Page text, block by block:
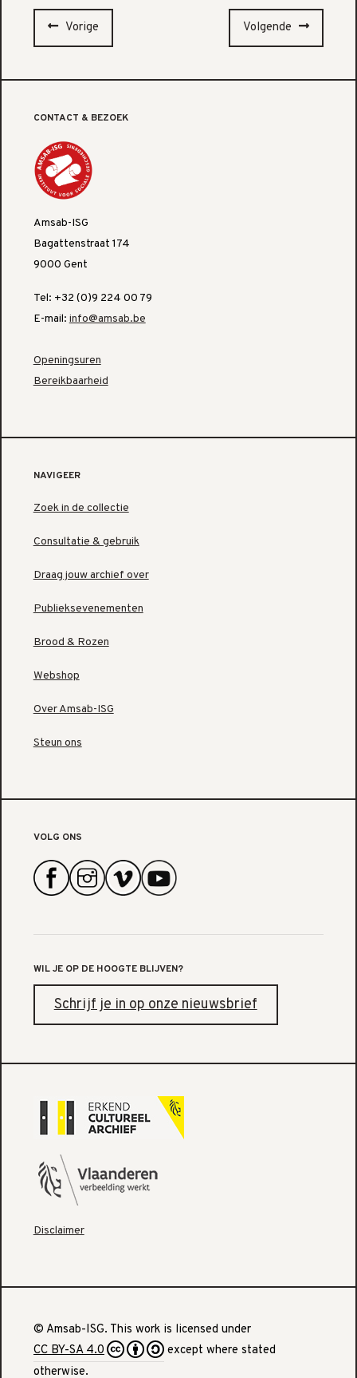
Vorige Volgende
CONTACT & BEZOEK
Amsab-ISG
Bagattenstraat 174
9000 Gent
Tel: +32 (0)9 224 00 79
E-mail: info@amsab.be
Openingsuren
Bereikbaarheid
NAVIGEER
Zoek in de collectie
Consultatie & gebruik
Draag jouw archief over
Publieksevenementen
Brood & Rozen
Webshop
Over Amsab-ISG
Steun ons
VOLG ONS
WIL JE OP DE HOOGTE BLIJVEN?
Schrijf je in op onze nieuwsbrief
Disclaimer
© Amsab-ISG. This work is licensed under
CC BY-SA 4.0
except where stated
otherwise.